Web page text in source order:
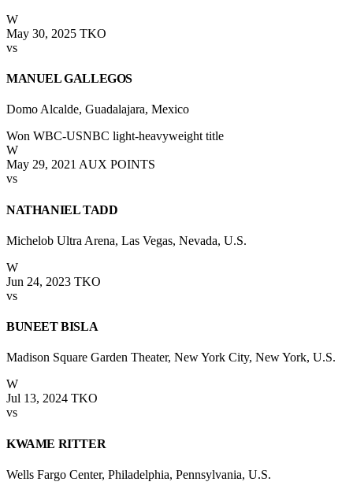
W
May 30, 2025 TKO
vs
MANUEL GALLEGOS
Domo Alcalde, Guadalajara, Mexico
Won WBC-USNBC light-heavyweight title
W
May 29, 2021 AUX POINTS
vs
NATHANIEL TADD
Michelob Ultra Arena, Las Vegas, Nevada, U.S.
W
Jun 24, 2023 TKO
vs
BUNEET BISLA
Madison Square Garden Theater, New York City, New York, U.S.
W
Jul 13, 2024 TKO
vs
KWAME RITTER
Wells Fargo Center, Philadelphia, Pennsylvania, U.S.